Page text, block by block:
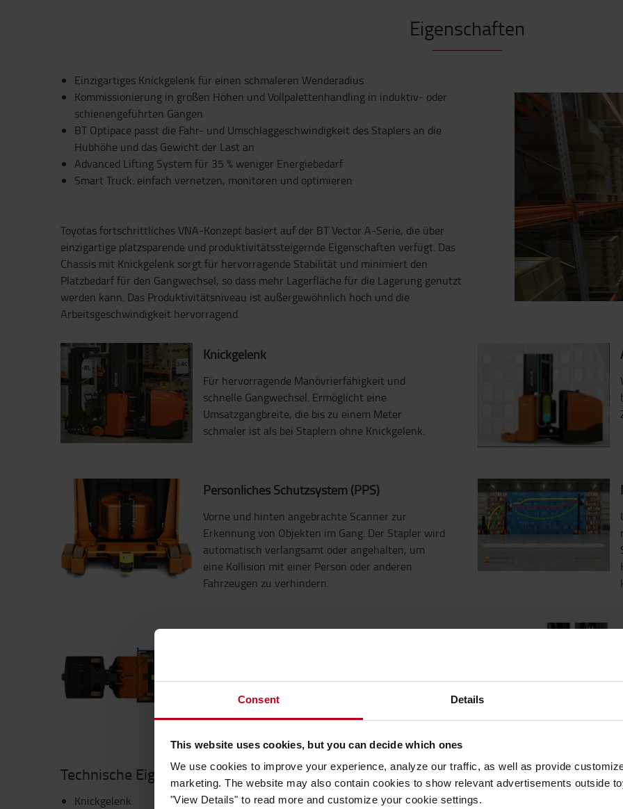
Consent Details
This website uses cookies, but you can decide which ones
We use cookies to improve your experience, analyze our traffic, as well as provide
marketing. The website may also contain cookies to show relevant advertisements outside
"View Details" to read more and customize your cookie settings.
Eigenschaften
Einzigartiges Knickgelenk für einen schmaleren Wenderadius
Kommissionierung in großen Höhen und Vollpalettenhandling in induktiv- oder
schienengeführten Gängen
BT Optipace passt die Fahr- und Umschlaggeschwindigkeit des Staplers an die
Hubhöhe und das Gewicht der Last an
Advanced Lifting System für 35 % weniger Energiebedarf
Smart Truck: einfach vernetzen, monitoren und optimieren
Toyotas fortschrittliches VNA-Konzept basiert auf der BT Vector A-Serie, die über
einzigartige platzsparende und produktivitätssteigernde Eigenschaften verfügt. Das
Chassis mit Knickgelenk sorgt für hervorragende Stabilität und minimiert den
Platzbedarf für den Gangwechsel, so dass mehr Lagerfläche für die Lagerung genutzt
werden kann. Das Produktivitätsniveau ist außergewöhnlich hoch und die
Arbeitsgeschwindigkeit hervorragend.
Knickgelenk
Für hervorragende Manövrierfähigkeit und
schnelle Gangwechsel. Ermöglicht eine
Umsatzgangbreite, die bis zu einem Meter
schmaler ist als bei Staplern ohne Knickgelenk.
Persönliches Schutzsystem (PPS)
Vorne und hinten angebrachte Scanner zur
Erkennung von Objekten im Gang. Der Stapler wird
automatisch verlangsamt oder angehalten, um
eine Kollision mit einer Person oder anderen
Fahrzeugen zu verhindern.
Vierrädriges Chassis
Leistungsstarke Doppelantriebseinheiten
Technische Eigenschaften
Knickgelenk